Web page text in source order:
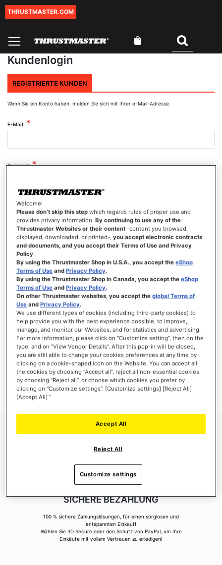
Zum
THRUSTMASTER.COM
Mein Warenkorb
Kundenlogin
REGISTRIERTE KUNDEN
Wenn Sie ein Konto haben, melden Sie sich mit Ihrer e-Mail-Adresse.
E-Mail
Passwort
Passwort anzeigen
ANMELDEN
Passwort vergessen?
NEUE KUNDEN
Ihre Anmeldung hat viele Vorteile: schnellerer Bestellvorgang, speichern von mehreren
Adressen, Sendungsverfolgung und vieles mehr.
EIN KONTO ERSTELLEN
SICHERE BEZAHLUNG
100 % sichere Zahlungslösungen, für einen sorglosen und
entspannten Einkauf!
Wählen Sie 3D Secure oder den Schutz von PayPal, um Ihre
Einkäufe mit vollem Vertrauen zu erledigen!
Welcome!
Please don’t skip this step which regards rules of proper use and
provides privacy information.By continuing to use any of the
Thrustmaster Websites or their content -content you browsed,
displayed, downloaded, or printed-,you accept electronic contracts
and documents, and you accept their Terms of Use and Privacy
Policy.
By using the Thrustmaster Shop in U.S.A., you accept theeShop
Terms of Use andPrivacy Policy.
By using the Thrustmaster Shop in Canada, you accept theeShop
Terms of Use andPrivacy Policy.
On other Thrustmaster websites, you accept theglobal Terms of
Use andPrivacy Policy.
We use different types of cookies (including third-party cookies) to
help provide you with the best experience possible, to improve,
manage, and monitor our Websites, and for statistics and advertising.
For more information, please click on “Customize setting”, then on the
type, and on “View Vendor Details”. After this pop-in will be closed,
you are still able to change your cookies preferences at any time by
clicking on a cookie-shaped icon on the Website. You can accept all
the cookies by choosing “Accept all”, reject all non-essential cookies
by choosing “Reject all”, or choose which cookies you prefer by
clicking on “Customize settings”. [Customize settings] [Reject All]
[Accept All] ”
Reject All
Accept All
Customize settings